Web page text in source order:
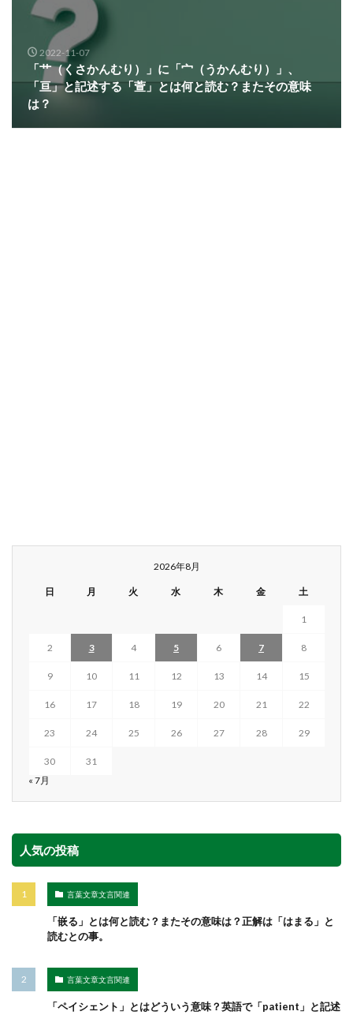
2022-11-07
「艹（くさかんむり）」に「宀（うかんむり）」、
「亘」と記述する「萱」とは何と読む？またその意味
は？
2026年8月
日 月 火 水 木 金 土
1
2 3 4 5 6 7 8
9 10 11 12 13 14 15
16 17 18 19 20 21 22
23 24 25 26 27 28 29
30
31
« 7月
人気の投稿
言葉文章文言関連
「嵌る」とは何と読む？またその意味は？正解は「はまる」と
読むとの事。
言葉文章文言関連
「ペイシェント」とはどういう意味？英語で「patient」と記述